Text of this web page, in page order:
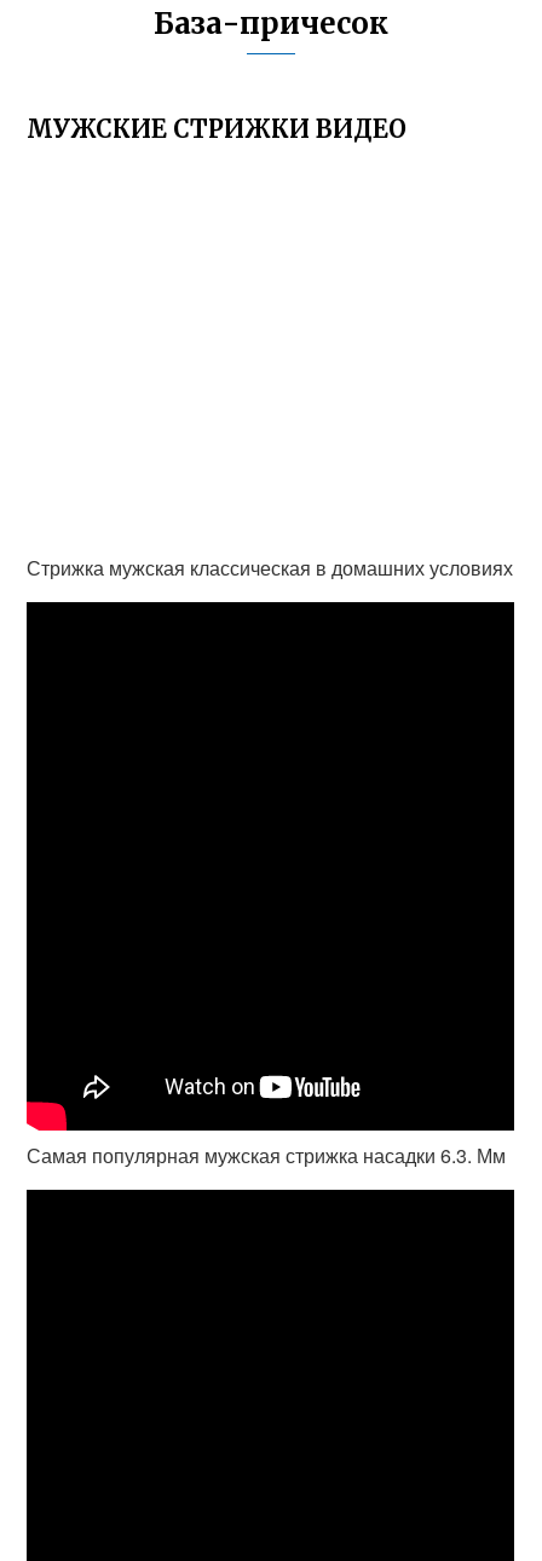
База-причесок
МУЖСКИЕ СТРИЖКИ ВИДЕО
Стрижка мужская классическая в домашних условиях
Самая популярная мужская стрижка насадки 6.3. Мм